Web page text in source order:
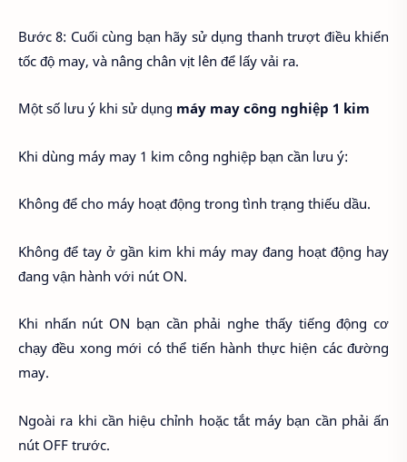
Bước 8: Cuối cùng bạn hãy sử dụng thanh trượt điều khiển
tốc độ may, và nâng chân vịt lên để lấy vải ra.
Một số lưu ý khi sử dụng máy may công nghiệp 1 kim
Khi dùng máy may 1 kim công nghiệp bạn cần lưu ý:
Không để cho máy hoạt động trong tình trạng thiếu dầu.
Không để tay ở gần kim khi máy may đang hoạt động hay
đang vận hành với nút ON.
Khi nhấn nút ON bạn cần phải nghe thấy tiếng động cơ
chạy đều xong mới có thể tiến hành thực hiện các đường
may.
Ngoài ra khi cần hiệu chỉnh hoặc tắt máy bạn cần phải ấn
nút OFF trước.